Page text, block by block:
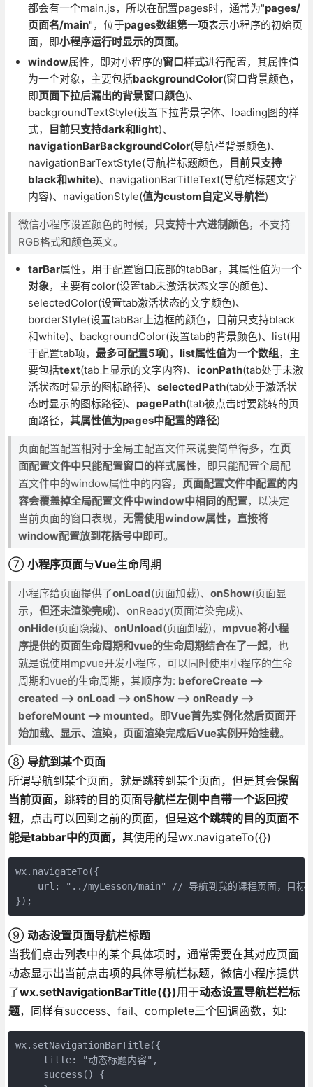
都会有一个main.js，所以在配置pages时，通常为"pages/
页面名/main"，位于pages数组第一项表示小程序的初始页
面，即小程序运行时显示的页面。
window属性，即对小程序的窗口样式进行配置，其属性值
为一个对象，主要包括backgroundColor(窗口背景颜色，
即页面下拉后漏出的背景窗口颜色)、
backgroundTextStyle(设置下拉背景字体、loading图的样
式，
目前只支持dark和light)、
navigationBarBackgroundColor(导航栏背景颜色)、
navigationBarTextStyle(导航栏标题颜色，
目前只支持
black和white)、navigationBarTitleText(导航栏标题文字
内容)、navigationStyle(值为custom自定义导航栏)
微信小程序设置颜色的时候， 只支持十六进制颜色，不支持
RGB格式和颜色英文。
tarBar属性，用于配置窗口底部的tabBar，其属性值为一个
对象，主要有color(设置tab未激活状态文字的颜色)、
selectedColor(设置tab激活状态的文字颜色)、
borderStyle(设置tabBar上边框的颜色，目前只支持black
和white)、backgroundColor(设置tab的背景颜色)、list(用
于配置tab项， 最多可配置5项)， list属性值为一个数组，主
要包括text(tab上显示的文字内容)、 iconPath(tab处于未激
活状态时显示的图标路径)、 selectedPath(tab处于激活状
态时显示的图标路径)、 pagePath(tab被点击时要跳转的页
面路径， 其属性值为pages中配置的路径)
页面配置配置相对于全局主配置文件来说要简单得多，在页
面配置文件中只能配置窗口的样式属性，即只能配置全局配
置文件中的window属性中的内容， 页面配置文件中配置的内
容会覆盖掉全局配置文件中window中相同的配置，以决定
当前页面的窗口表现， 无需使用window属性，直接将
window配置放到花括号中即可。
⑦ 小程序页面与Vue生命周期
小程序给页面提供了onLoad(页面加载)、 onShow(页面显
示， 但还未渲染完成)、onReady(页面渲染完成)、
onHide(页面隐藏)、 onUnload(页面卸载)， mpvue将小程
序提供的页面生命周期和vue的生命周期结合在了一起，也
就是说使用mpvue开发小程序，可以同时使用小程序的生命
周期和vue的生命周期，其顺序为: beforeCreate -->
created --> onLoad --> onShow --> onReady -->
beforeMount --> mounted。即Vue首先实例化然后页面开
始加载、显示、渲染，页面渲染完成后Vue实例开始挂载。
⑧ 导航到某个页面
所谓导航到某个页面，就是跳转到某个页面，但是其会保留
当前页面，跳转的目的页面导航栏左侧中自带一个返回按
钮，点击可以回到之前的页面，但是这个跳转的目的页面不
能是tabbar中的页面，其使用的是wx.navigateTo({})
wx.navigateTo({
url: "../myLesson/main" // 导航到我的课程页面，目标
});
⑨ 动态设置页面导航栏标题
当我们点击列表中的某个具体项时，通常需要在其对应页面
动态显示出当前点击项的具体导航栏标题，微信小程序提供
了wx.setNavigationBarTitle({})用于动态设置导航栏栏标
题，同样有success、fail、complete三个回调函数，如:
wx.setNavigationBarTitle({
     title: "动态标题内容",
     success() {